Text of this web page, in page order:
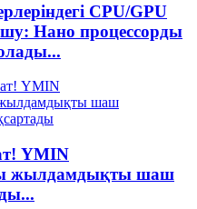
CPU/GPU
Нано процессорды
YMIN
жылдамдықты шаш